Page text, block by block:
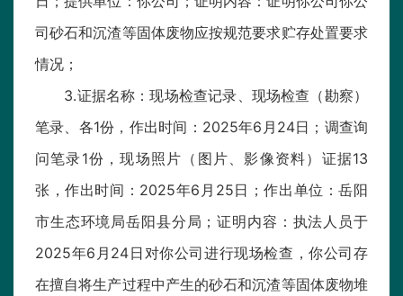
司砂石和沉渣等固体废物应按规范要求贮存处置要求
情况；
3.证据名称：现场检查记录、现场检查（勘察）
笔录、各1份，作出时间：2025年6月24日；调查询
问笔录1份，现场照片（图片、影像资料）证据13
张，作出时间：2025年6月25日；作出单位：岳阳
市生态环境局岳阳县分局；证明内容：执法人员于
2025年6月24日对你公司进行现场检查，你公司存
在擅自将生产过程中产生的砂石和沉渣等固体废物堆